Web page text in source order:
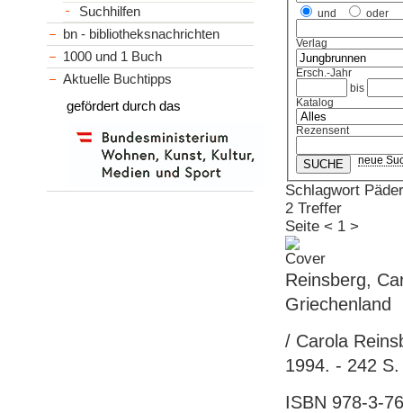
und oder
Verlag
Ersch.-Jahr
bis
Katalog
Rezensent
neue
Schlagwort
2 Treffer
Seite < 1 >
Reinsberg,
Griechenland
/ Carola
1994. - 242
ISBN 978-3-
Suchhilfen
bn - bibliotheksnachrichten
1000 und 1 Buch
Aktuelle Buchtipps
gefördert durch das